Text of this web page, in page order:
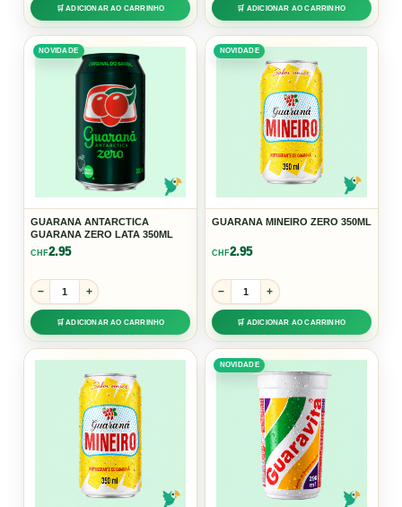
🛒 ADICIONAR AO CARRINHO 🛒 ADICIONAR AO CARRINHO
NOVIDADE
GUARANA ANTARCTICA
GUARANA ZERO LATA 350ML
CHF2.95
− +
🛒 ADICIONAR AO CARRINHO
NOVIDADE
GUARANA MINEIRO ZERO 350ML
CHF2.95
− +
🛒 ADICIONAR AO CARRINHO
NOVIDADE